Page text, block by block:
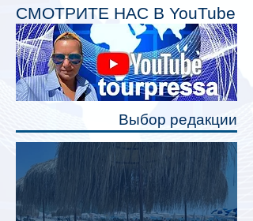
планируется начать в 2027 году.
Одним из главных нововведений
станут индивидуальные шторки у
каждого спального места. Они
позволят пассажирам закрыть свою
полку во время сна или отдыха,
СМОТРИТЕ НАС В YouTube
Выбор редакции